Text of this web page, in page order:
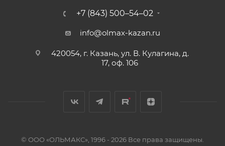
+7 (843) 500–54–02
info@olmax-kazan.ru
420054, г. Казань, ул. В. Кулагина, д.
17, оф. 106
© ООО «ОЛЬМАКС», 1996 - 2026 Все права защищены.